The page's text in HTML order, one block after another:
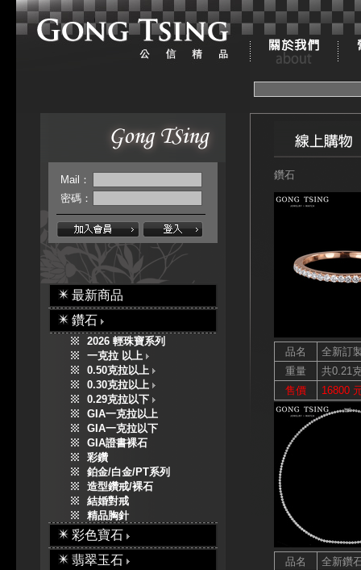
Mail：
密碼：
最新商品
鑽石
2026 輕珠寶系列
一克拉 以上
0.50克拉以上
0.30克拉以上
0.29克拉以下
GIA一克拉以上
GIA一克拉以下
GIA證書裸石
彩鑽
鉑金/白金/PT系列
造型鑽戒/裸石
結婚對戒
精品胸針
彩色寶石
翡翠玉石
鑽石
品名
全新訂
重量
共0.21
售價
16800
品名
全新鑽